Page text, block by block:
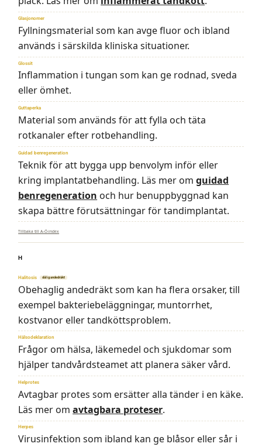
Glasjonomer
Fyllningsmaterial som kan avge fluor och ibland
används i särskilda kliniska situationer.
Glossit
Inflammation i tungan som kan ge rodnad, sveda
eller ömhet.
Guttaperka
Material som används för att fylla och täta
rotkanaler efter rotbehandling.
Guidad benregeneration
Teknik för att bygga upp benvolym inför eller
kring implantatbehandling. Läs mer omguidad
benregeneration och hur benuppbyggnad kan
skapa bättre förutsättningar för tandimplantat.
Tillbaka till A–Ö-index
H
Halitosis dålig andedräkt
Obehaglig andedräkt som kan ha flera orsaker, till
exempel bakteriebeläggningar, muntorrhet,
kostvanor eller tandköttsproblem.
Hälsodeklaration
Frågor om hälsa, läkemedel och sjukdomar som
hjälper tandvårdsteamet att planera säker vård.
Helprotes
Avtagbar protes som ersätter alla tänder i en käke.
Läs mer omavtagbara proteser.
Herpes
Virusinfektion som ibland kan ge blåsor eller sår i